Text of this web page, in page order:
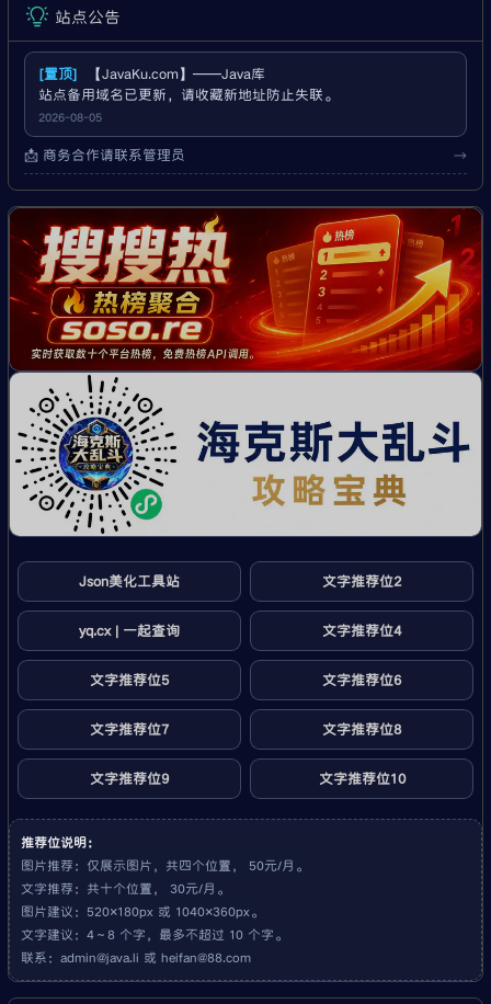
夸：
https://pan.quark.cn/s/5d74a98deb0e
U：https://drive.uc.cn/s/1b42
站点公告
[置顶]
【JavaKu.com】——Java库
站点备用域名已更新，请收藏新地址防止失联。
2026-08-05
📩 商务合作请联系管理员 →
Json美化工具站 文字推荐位2
yq.cx | 一起查询 文字推荐位4
文字推荐位5 文字推荐位6
文字推荐位7 文字推荐位8
文字推荐位9 文字推荐位10
推荐位说明：
图片推荐：仅展示图片，共四个位置， 50元/月。
文字推荐：共十个位置， 30元/月。
图片建议：520×180px 或 1040×360px。
文字建议：4～8 个字，最多不超过 10 个字。
联系： admin@java.li 或 heifan@88.com